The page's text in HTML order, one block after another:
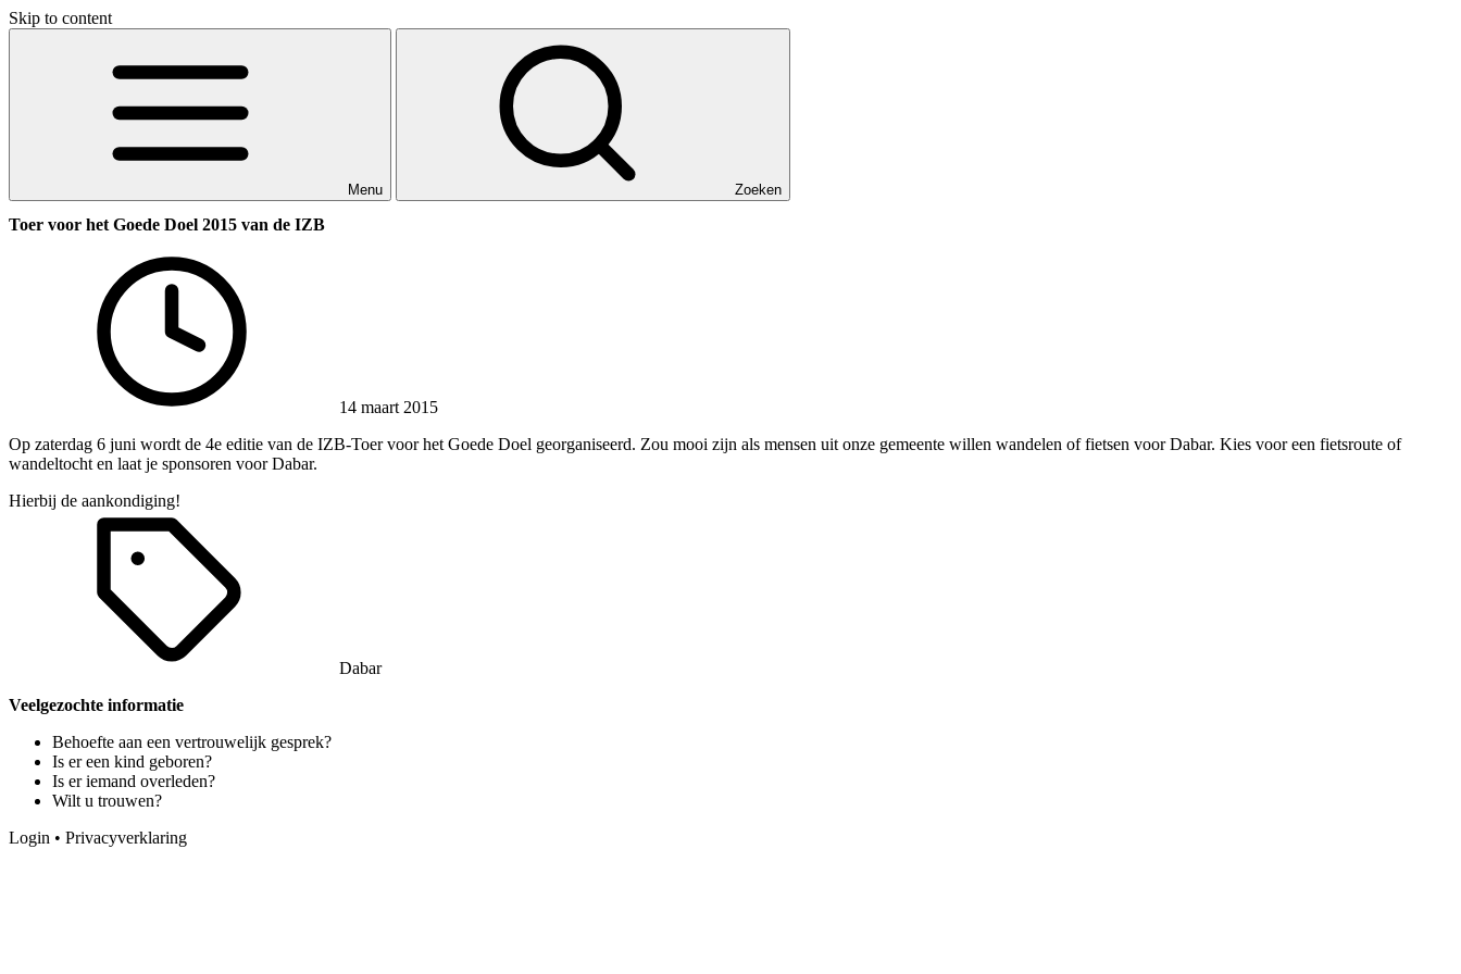
Skip to content
Menu Zoeken
Toer voor het Goede Doel 2015 van de IZB
14 maart 2015
Op zaterdag 6 juni wordt de 4e editie van de IZB-Toer voor het Goede Doel georganiseerd. Zou mooi zijn als mensen uit onze gemeente willen wandelen of fietsen voor Dabar. Kies voor een fietsroute of
wandeltocht en laat je sponsoren voor Dabar.
Hierbij de aankondiging!
Dabar
Veelgezochte informatie
Behoefte aan een vertrouwelijk gesprek?
Is er een kind geboren?
Is er iemand overleden?
Wilt u trouwen?
Login • Privacyverklaring